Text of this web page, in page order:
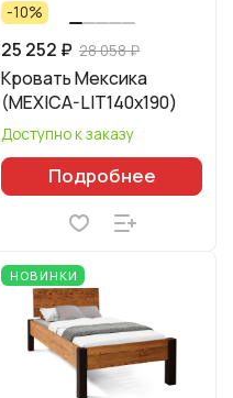
-10%
25 252 ₽ 28 058 ₽
Кровать Мексика
(MEXICA-LIT140х190)
Доступно к заказу
Подробнее
НОВИНКИ